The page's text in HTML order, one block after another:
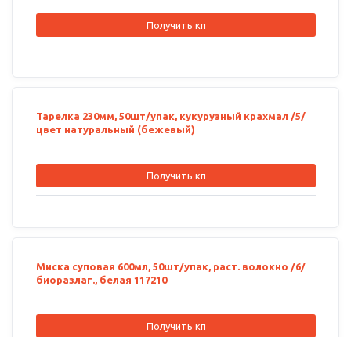
Получить кп
Тарелка 230мм, 50шт/упак, кукурузный крахмал /5/
цвет натуральный (бежевый)
Получить кп
Миска суповая 600мл, 50шт/упак, раст. волокно /6/
биоразлаг., белая 117210
Получить кп